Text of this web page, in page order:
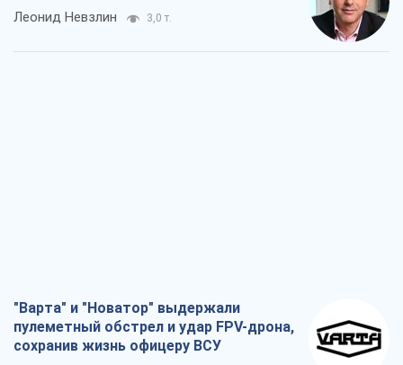
Леонид Невзлин 3,0 т.
"Варта" и "Новатор" выдержали
пулеметный обстрел и удар FPV-дрона,
сохранив жизнь офицеру ВСУ